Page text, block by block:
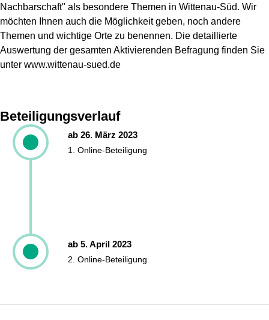
Nachbarschaft" als besondere Themen in Wittenau-Süd. Wir
möchten Ihnen auch die Möglichkeit geben, noch andere
Themen und wichtige Orte zu benennen. Die detaillierte
Auswertung der gesamten Aktivierenden Befragung finden Sie
unter www.wittenau-sued.de
Beteiligungsverlauf
ab 26. März 2023
1. Online-Beteiligung
ab 5. April 2023
2. Online-Beteiligung